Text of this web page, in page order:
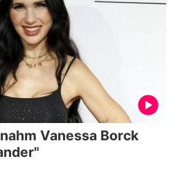
Vanessa Borck